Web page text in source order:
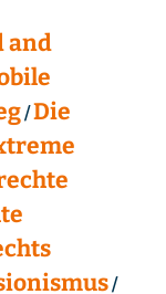
and
Die